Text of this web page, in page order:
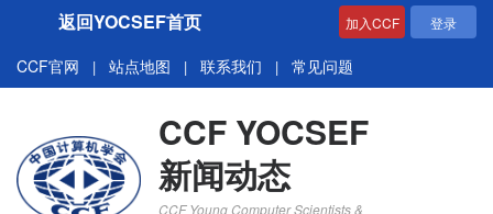
返回YOCSEF首页 加入CCF 登录
CCF官网 | 站点地图 | 联系我们 | 常见问题
CCF YOCSEF
新闻动态
CCF Young Computer Scientists &